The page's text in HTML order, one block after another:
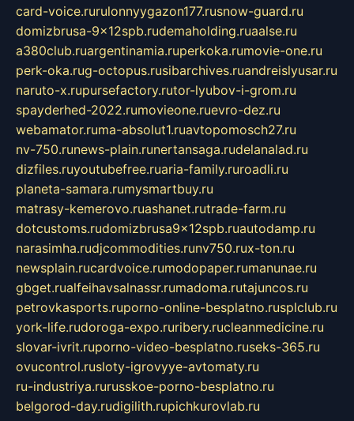
card-voice.rurulonnyygazon177.rusnow-guard.ru
domizbrusa-9x12spb.rudemaholding.ruaalse.ru
a380club.ruargentinamia.ruperkoka.rumovie-one.ru
perk-oka.rug-octopus.rusibarchives.ruandreislyusar.ru
naruto-x.rupursefactory.rutor-lyubov-i-grom.ru
spayderhed-2022.rumovieone.ruevro-dez.ru
webamator.ruma-absolut1.ruavtopomosch27.ru
nv-750.runews-plain.runertansaga.rudelanalad.ru
dizfiles.ruyoutubefree.ruaria-family.ruroadli.ru
planeta-samara.rumysmartbuy.ru
matrasy-kemerovo.ruashanet.rutrade-farm.ru
dotcustoms.rudomizbrusa9x12spb.ruautodamp.ru
narasimha.rudjcommodities.runv750.rux-ton.ru
newsplain.rucardvoice.rumodopaper.rumanunae.ru
gbget.rualfeihavsalnassr.rumadoma.rutajuncos.ru
petrovkasports.ruporno-online-besplatno.rusplclub.ru
york-life.rudoroga-expo.ruribery.rucleanmedicine.ru
slovar-ivrit.ruporno-video-besplatno.ruseks-365.ru
ovucontrol.rusloty-igrovyye-avtomaty.ru
ru-industriya.rurusskoe-porno-besplatno.ru
belgorod-day.rudigilith.rupichkurovlab.ru